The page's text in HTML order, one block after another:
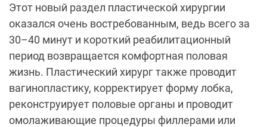
Этот новый раздел пластической хирургии
оказался очень востребованным, ведь всего за
30–40 минут и короткий реабилитационный
период возвращается комфортная половая
жизнь. Пластический хирург также проводит
вагинопластику, корректирует форму лобка,
реконструирует половые органы и проводит
омолаживающие процедуры филлерами или